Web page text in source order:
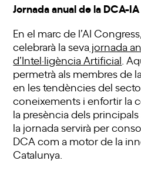
Jornada anual de la DCA-IA
En el marc de l’AI
celebrarà la seva jornada
d’Intel·ligència Artificial .
permetrà als membres de
en les tendències del
coneixements i enfortir la
la presència dels
la jornada servirà per
DCA com a motor de la
Catalunya.